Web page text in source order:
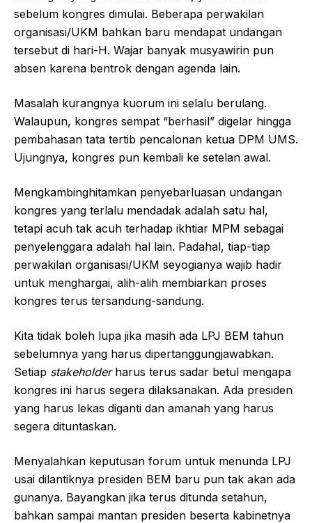
sebelum kongres dimulai. Beberapa perwakilan
organisasi/UKM bahkan baru mendapat undangan
tersebut di hari-H. Wajar banyak musyawirin pun
absen karena bentrok dengan agenda lain.
Masalah kurangnya kuorum ini selalu berulang.
Walaupun, kongres sempat “berhasil” digelar hingga
pembahasan tata tertib pencalonan ketua DPM UMS.
Ujungnya, kongres pun kembali ke setelan awal.
Mengkambinghitamkan penyebarluasan undangan
kongres yang terlalu mendadak adalah satu hal,
tetapi acuh tak acuh terhadap ikhtiar MPM sebagai
penyelenggara adalah hal lain. Padahal, tiap-tiap
perwakilan organisasi/UKM seyogianya wajib hadir
untuk menghargai, alih-alih membiarkan proses
kongres terus tersandung-sandung.
Kita tidak boleh lupa jika masih ada LPJ BEM tahun
sebelumnya yang harus dipertanggungjawabkan.
Setiap stakeholder harus terus sadar betul mengapa
kongres ini harus segera dilaksanakan. Ada presiden
yang harus lekas diganti dan amanah yang harus
segera dituntaskan.
Menyalahkan keputusan forum untuk menunda LPJ
usai dilantiknya presiden BEM baru pun tak akan ada
gunanya. Bayangkan jika terus ditunda setahun,
bahkan sampai mantan presiden beserta kabinetnya